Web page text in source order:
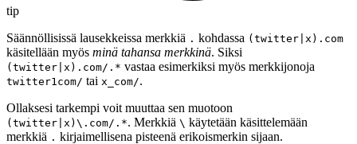
tip
Säännöllisissä lausekkeissa merkkiä . kohdassa (twitter|x).com
käsitellään myös minä tahansa merkkinä. Siksi
(twitter|x).com/.* vastaa esimerkiksi myös merkkijonoja
twitter1com/ tai x_com/.
Ollaksesi tarkempi voit muuttaa sen muotoon
(twitter|x)\.com/.*. Merkkiä \ käytetään käsittelemään
merkkiä . kirjaimellisena pisteenä erikoismerkin sijaan.